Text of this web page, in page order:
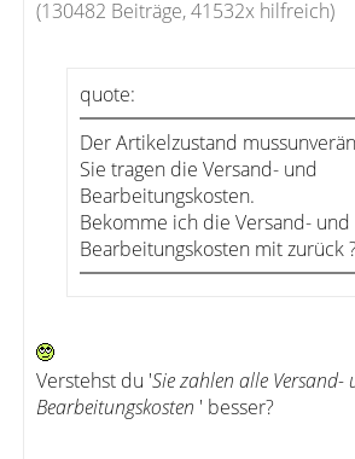
(130482 Beiträge, 41532x hilfreich)
quote:
Der Artikelzustand
Sie tragen die Versand- und
Bearbeitungskosten.
Bekomme ich die Versand- und
Bearbeitungskosten mit zurück ?
Verstehst du 'Sie zahlen alle Versand-
Bearbeitungskosten ' besser?